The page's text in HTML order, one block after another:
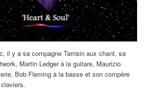
il y a sa compagne Tamsin aux chant, sa
Martin Ledger à la guitare, Maurizio
Bob Fleming à la basse et son compère